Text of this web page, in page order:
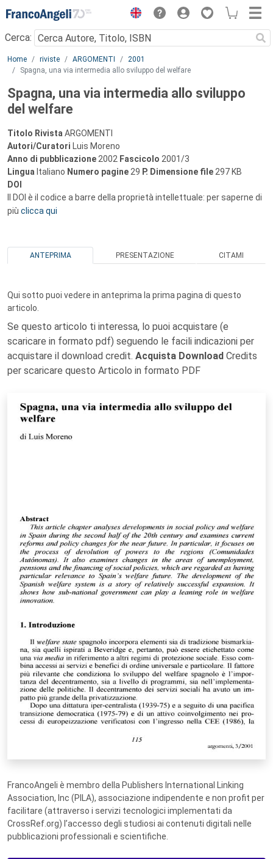
Menu
Cerca:
Main content
Home riviste ARGOMENTI
2001
Spagna, una via intermedia allo sviluppo del welfare
Spagna, una via intermedia allo sviluppo
del welfare
Titolo Rivista ARGOMENTI
Autori/Curatori Luis Moreno
Anno di pubblicazione 2002 Fascicolo 2001/3
Lingua Italiano Numero pagine 29 P. Dimensione file 297 KB
DOI
Il DOI è il codice a barre della proprietà intellettuale: per saperne di
più clicca qui
ANTEPRIMA PRESENTAZIONE CITAMI
Qui sotto puoi vedere in anteprima la prima pagina di questo
articolo.
Se questo articolo ti interessa, lo puoi acquistare (e
scaricare in formato pdf) seguendo le facili indicazioni per
acquistare il download credit. Acquista Download Credits
per scaricare questo Articolo in formato PDF
FrancoAngeli è membro della Publishers International Linking
Association, Inc (PILA), associazione indipendente e non profit per
facilitare (attraverso i servizi tecnologici implementati da
CrossRef.org) l’accesso degli studiosi ai contenuti digitali nelle
pubblicazioni professionali e scientifiche.